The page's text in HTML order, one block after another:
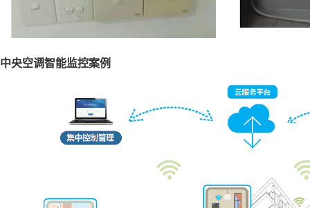
中央空调智能监控案例